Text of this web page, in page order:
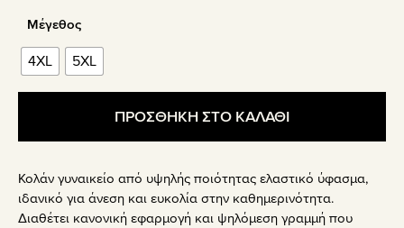
Μέγεθος
4XL 5XL
ΠΡΟΣΘΗΚΗ ΣΤΟ ΚΑΛΑΘΙ
Κολάν γυναικείο από υψηλής ποιότητας ελαστικό ύφασμα,
ιδανικό για άνεση και ευκολία στην καθημερινότητα.
Διαθέτει κανονική εφαρμογή και ψηλόμεση γραμμή που